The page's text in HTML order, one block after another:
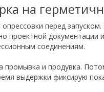
на
перед
проектной
соединениям.
промывка и продувка.
выдержки фиксирую